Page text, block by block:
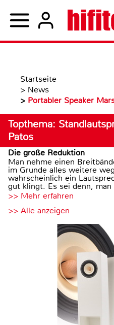
Startseite
> News
> Portabler Speaker
Topthema:
Patos
Die große Reduktion
Man nehme einen
im Grunde alles weitere
wahrscheinlich ein
gut klingt. Es sei denn,
>> Mehr erfahren
>> Alle anzeigen